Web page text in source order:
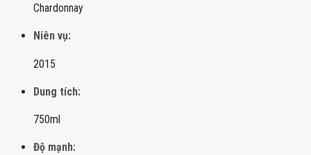
Chardonnay
Niên vụ:
2015
Dung tích:
750ml
Độ mạnh: